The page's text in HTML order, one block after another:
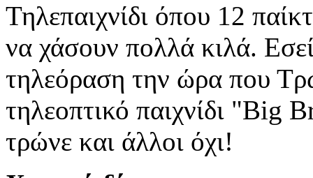
Τηλεπαιχνίδι όπου 12
να χάσουν πολλά κιλά.
τηλεόραση την ώρα που
τηλεοπτικό παιχνίδι "Big
τρώνε και άλλοι όχι!